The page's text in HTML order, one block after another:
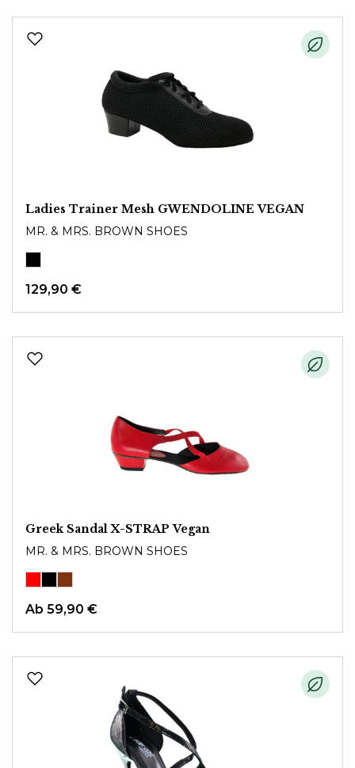
Ladies Trainer Mesh GWENDOLINE VEGAN
MR. & MRS. BROWN SHOES
129,90 €
Greek Sandal X-STRAP Vegan
MR. & MRS. BROWN SHOES
Ab 59,90 €